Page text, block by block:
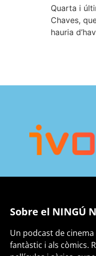
Quarta i
Chaves,
hauria
Sobre el NINGÚ
Un podcast de
fantàstic i als còmics.